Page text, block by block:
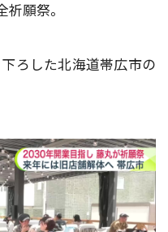
願祭。
ろした北海道帯広市の